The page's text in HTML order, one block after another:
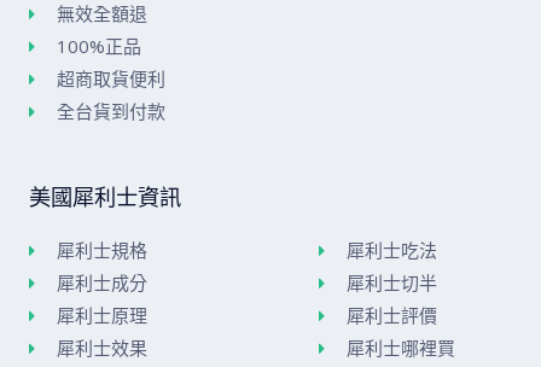
無效全額退
100%正品
超商取貨便利
全台貨到付款
美國犀利士資訊
犀利士規格
犀利士成分
犀利士原理
犀利士效果
犀利士吃法
犀利士切半
犀利士評價
犀利士哪裡買